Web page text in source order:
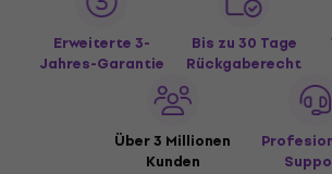
Erweiterte 3-
Jahres-Garantie
Bis zu 30 Tage
Rückgaberecht
Über 3 Millionen
Kunden